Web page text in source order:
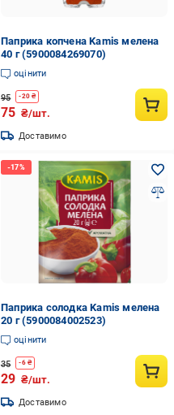
Паприка копчена Kamis мелена
40 г (5900084269070)
оцінити
95 -20₴
75 ₴/шт.
Доставимо
Паприка солодка Kamis мелена
20 г (5900084002523)
оцінити
35 -6₴
29 ₴/шт.
Доставимо